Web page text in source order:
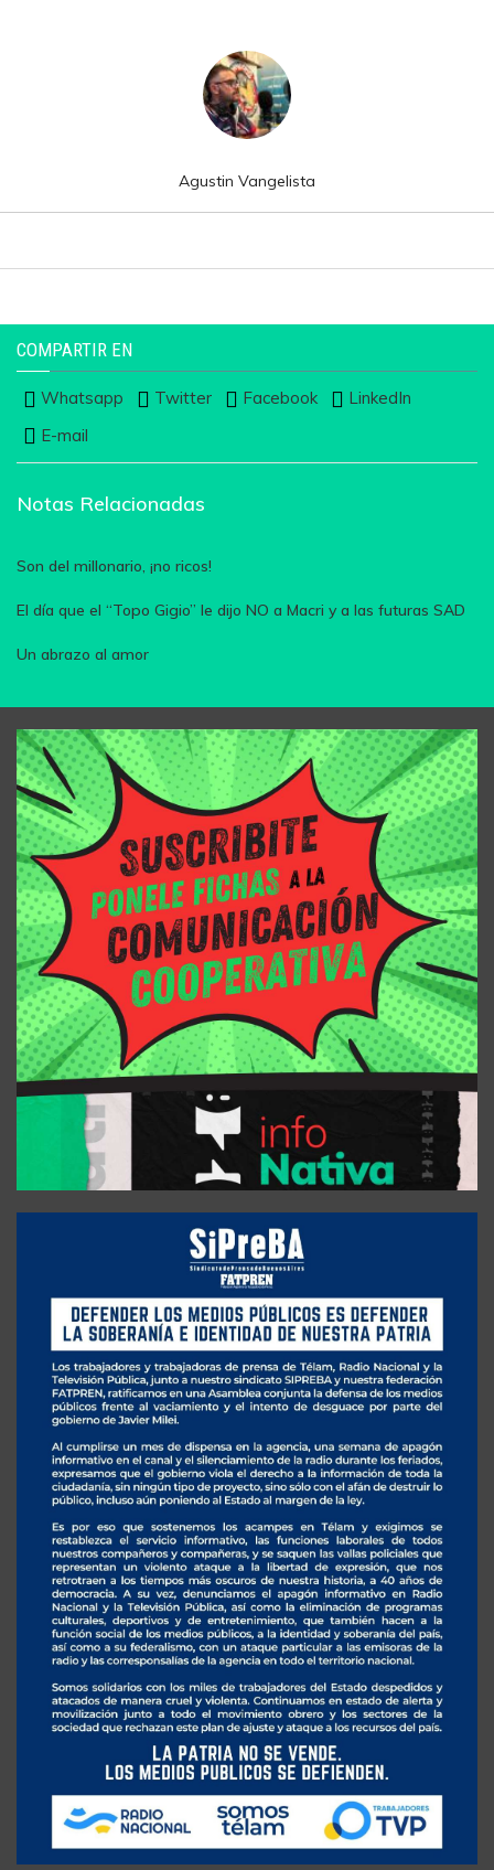
Agustin Vangelista
COMPARTIR EN
Whatsapp Twitter Facebook
LinkedIn
E-mail
Notas Relacionadas
Son del millonario, ¡no ricos!
El día que el “Topo Gigio” le dijo NO a Macri y a las futuras SAD
Un abrazo al amor